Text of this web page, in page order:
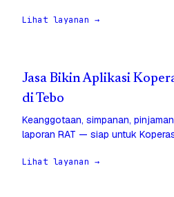
Lihat layanan →
Jasa Bikin Aplikasi
di Tebo
Keanggotaan, simpanan,
laporan RAT — siap untuk
Lihat layanan →